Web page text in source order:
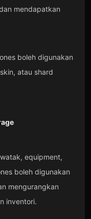
mendapatkan
boleh digunakan
atau shard
equipment,
boleh digunakan
mengurangkan
inventori.